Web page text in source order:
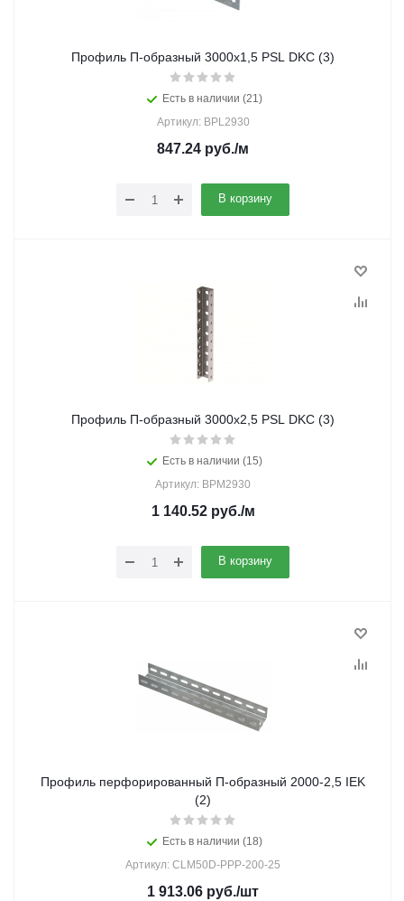
Профиль П-образный 3000х1,5 PSL DKC (3)
Есть в наличии (21)
Артикул: BPL2930
847.24 руб./м
В корзину
Профиль П-образный 3000х2,5 PSL DKC (3)
Есть в наличии (15)
Артикул: BPM2930
1 140.52руб./м
В корзину
Профиль перфорированный П-образный 2000-2,5 IEK
(2)
Есть в наличии (18)
Артикул: CLM50D-PPP-200-25
1 913.06 руб./шт